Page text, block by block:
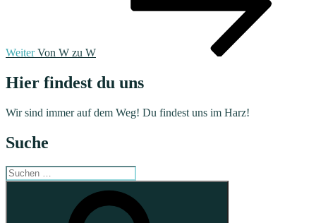
Weiter Von W zu W
Hier findest du uns
Wir sind immer auf dem Weg! Du findest uns im Harz!
Suche
Suchen
nach: